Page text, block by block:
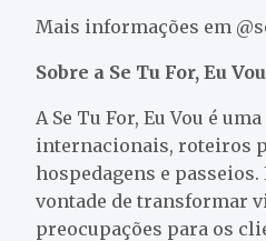
Mais informações em
Sobre a Se Tu For, Eu
A Se Tu For, Eu Vou é
internacionais, roteiros
hospedagens e
vontade de transformar
preocupações para os